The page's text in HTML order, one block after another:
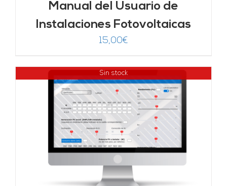
Manual del Usuario de
Instalaciones Fotovoltaicas
15,00€
Sin stock